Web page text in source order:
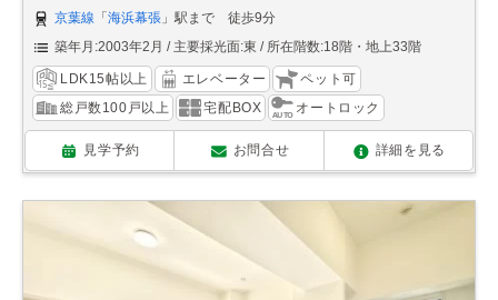
京葉線 「 海浜幕張 」駅まで 徒歩9分
築年月:2003年2月
主要採光面:東 所在階数:18階・地上33階
LDK15帖以上 エレベーター
ペット可
総戸数100戸以上
宅配BOX オートロック
見学予約 お問合せ 詳細を見る